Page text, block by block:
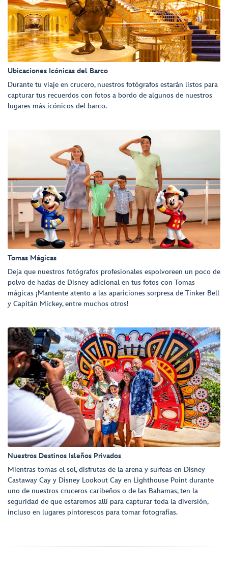
Ubicaciones Icónicas del Barco
Durante tu viaje en crucero, nuestros fotógrafos estarán listos para
capturar tus recuerdos con fotos a bordo de algunos de nuestros
lugares más icónicos del barco.
Tomas Mágicas
Deja que nuestros fotógrafos profesionales espolvoreen un poco de
polvo de hadas de Disney adicional en tus fotos con Tomas
mágicas ¡Mantente atento a las apariciones sorpresa de Tinker Bell
y Capitán Mickey, entre muchos otros!
Nuestros Destinos Isleños Privados
Mientras tomas el sol, disfrutas de la arena y surfeas en Disney
Castaway Cay y Disney Lookout Cay en Lighthouse Point durante
uno de nuestros cruceros caribeños o de las Bahamas, ten la
seguridad de que estaremos allí para capturar toda la diversión,
incluso en lugares pintorescos para tomar fotografías.